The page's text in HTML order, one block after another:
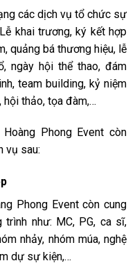
các dịch vụ tổ chức sự
khai trương, ký kết hợp
quảng bá thương hiệu, lễ
ngày hội thể thao, đám
team building, kỷ niệm
hội thảo, tọa đàm,…
Phong Event còn
vụ sau:
Phong Event còn cung
như: MC, PG, ca sĩ,
nhảy, nhóm múa, nghệ
dự sự kiện,…